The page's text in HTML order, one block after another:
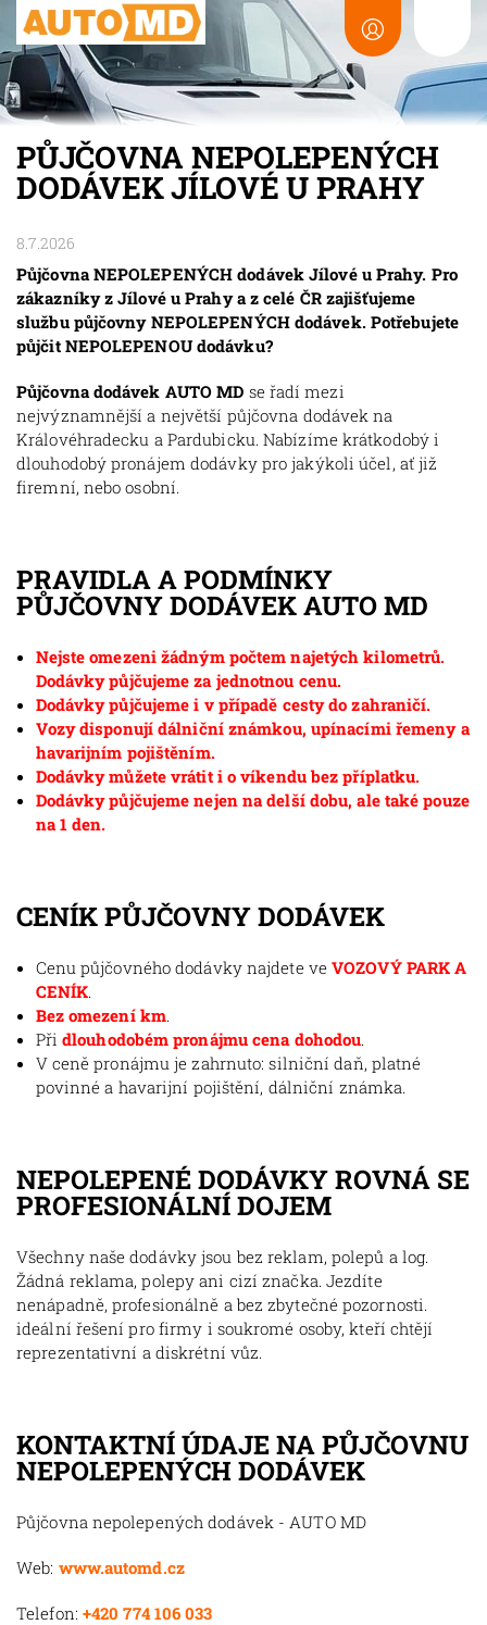
PŮJČOVNA NEPOLEPENÝCH
DODÁVEK JÍLOVÉ U PRAHY
8.7.2026
Půjčovna NEPOLEPENÝCH dodávek Jílové u Prahy. Pro
zákazníky z Jílové u Prahy a z celé ČR zajišťujeme
službu půjčovny NEPOLEPENÝCH dodávek. Potřebujete
půjčit NEPOLEPENOU dodávku?
Půjčovna dodávek AUTO MD se řadí mezi
nejvýznamnější a největší půjčovna dodávek na
Královéhradecku a Pardubicku. Nabízíme krátkodobý i
dlouhodobý pronájem dodávky pro jakýkoli účel, ať již
firemní, nebo osobní.
PRAVIDLA A PODMÍNKY
PŮJČOVNY DODÁVEK AUTO MD
Nejste omezeni žádným počtem najetých kilometrů.
Dodávky půjčujeme za jednotnou cenu.
Dodávky půjčujeme i v případě cesty do zahraničí.
Vozy disponují dálniční známkou, upínacími řemeny a
havarijním pojištěním.
Dodávky můžete vrátit i o víkendu bez příplatku.
Dodávky půjčujeme nejen na delší dobu, ale také pouze
na 1 den.
CENÍK PŮJČOVNY DODÁVEK
Cenu půjčovného dodávky najdete veVOZOVÝ PARK A
CENÍK.
Bez omezení km.
Při dlouhodobém pronájmu cena dohodou.
V ceně pronájmu je zahrnuto: silniční daň, platné
povinné a havarijní pojištění, dálniční známka.
NEPOLEPENÉ DODÁVKY ROVNÁ SE
PROFESIONÁLNÍ DOJEM
Všechny naše dodávky jsou bez reklam, polepů a log.
Žádná reklama, polepy ani cizí značka. Jezdíte
nenápadně, profesionálně a bez zbytečné pozornosti.
ideální řešení pro firmy i soukromé osoby, kteří chtějí
reprezentativní a diskrétní vůz.
KONTAKTNÍ ÚDAJE NA PŮJČOVNU
NEPOLEPENÝCH DODÁVEK
Půjčovna nepolepených dodávek - AUTO MD
Web: www.automd.cz
Telefon: +420 774 106 033